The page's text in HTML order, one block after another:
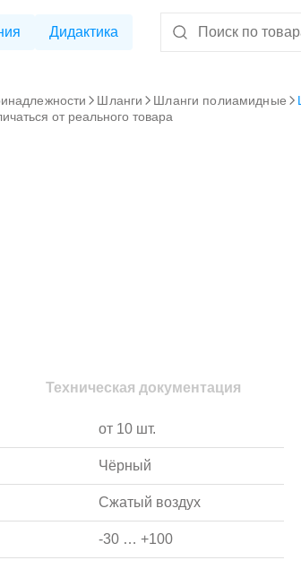
Дидактика
Шланги Шланги полиамидные
от реального товара
Техническая документация
от 10 шт.
Чёрный
Сжатый воздух
-30 … +100